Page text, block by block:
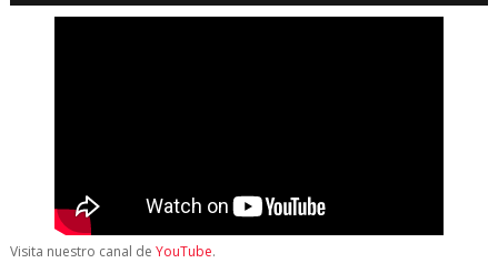
Visita nuestro canal de YouTube.